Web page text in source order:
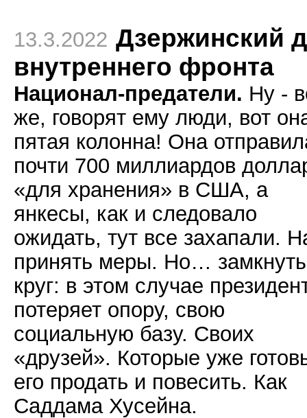
13.3.2022 Дзержинский
внутреннего фронта
Национал-предатели. Ну -
же, говорят ему люди, вот
пятая колонна! Она
почти 700 миллиардов
«для хранения» в США, а
янкесы, как и следовало
ожидать, тут все захапали.
принять меры. Но…
круг: в этом случае
потеряет опору, свою
социальную базу. Своих
«друзей». Которые уже
его продать и повесить. Как
Саддама Хусейна.